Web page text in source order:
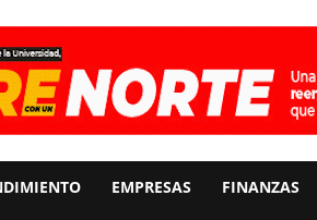
EMPRESAS FINANZAS